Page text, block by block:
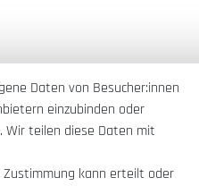
Daten von Besucher:innen
einzubinden oder
Wir teilen diese Daten mit
kann erteilt oder